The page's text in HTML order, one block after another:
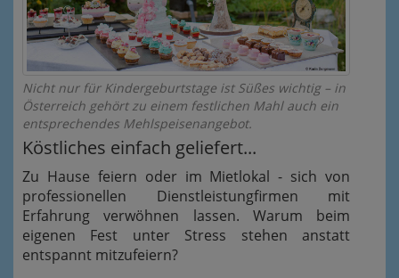
Nicht nur für Kindergeburtstage ist Süßes wichtig – in
Österreich gehört zu einem festlichen Mahl auch ein
entsprechendes Mehlspeisenangebot.
Köstliches einfach geliefert...
Zu Hause feiern oder im Mietlokal - sich von
professionellen Dienstleistungfirmen mit
Erfahrung verwöhnen lassen. Warum beim
eigenen Fest unter Stress stehen anstatt
entspannt mitzufeiern?